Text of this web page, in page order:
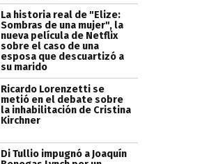
La historia real de "Elize:
Sombras de una mujer", la
nueva película de Netflix
sobre el caso de una
esposa que descuartizó a
su marido
Ricardo Lorenzetti se
metió en el debate sobre
la inhabilitación de Cristina
Kirchner
Di Tullio impugnó a Joaquín